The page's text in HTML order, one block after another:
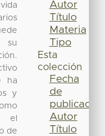
su
ha
y
el
de
Autor
Título
Materia
Tipo
Esta
colección
Fecha
de
publicación
Autor
Título